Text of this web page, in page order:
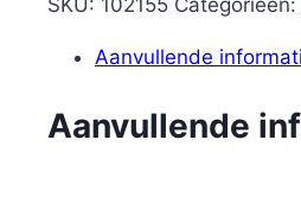
SKU: 102155 Categorieën:
Aanvullende
Aanvullende